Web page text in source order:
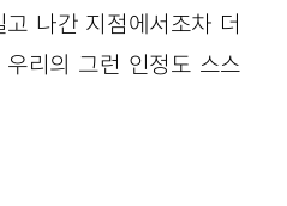
나간 지점에서조차 더
리의 그런 인정도 스스